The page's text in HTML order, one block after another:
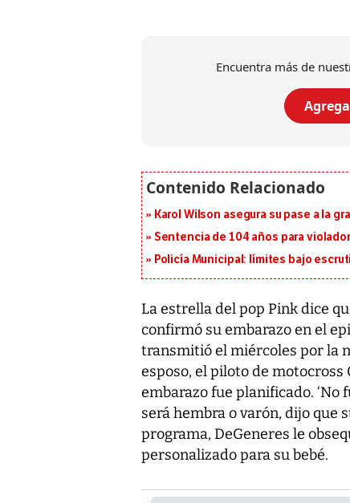
Encuentra más de
Karol Wilson asegura su pase a la
Sentencia de 104 años para
Policía Municipal: límites bajo
La estrella del pop Pink dice
confirmó su embarazo en el
transmitió el miércoles por la
esposo, el piloto de motocross
embarazo fue planificado. ‘No
será hembra o varón, dijo que
programa, DeGeneres le
personalizado para su bebé.